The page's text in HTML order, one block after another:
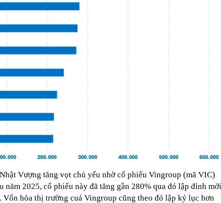
Vượng tăng vọt chủ yếu nhờ cổ phiếu Vingroup (mã VIC)
năm 2025, cổ phiếu này đã tăng gần 280% qua đó lập đỉnh mới
Vốn hóa thị trường cuả Vingroup cũng theo đó lập kỷ lục hơn